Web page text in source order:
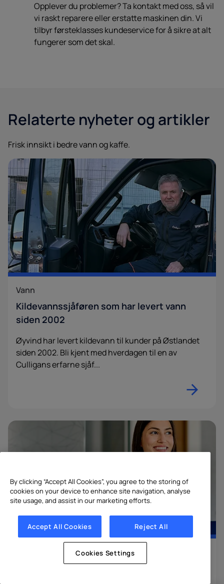
Opplever du problemer? Ta kontakt med oss, så vil
vi raskt reparere eller erstatte maskinen din. Vi
tilbyr førsteklasses kundeservice for å sikre at alt
fungerer som det skal.
Relaterte nyheter og artikler
Frisk innsikt i bedre vann og kaffe.
Vann
Kildevannssjåføren som har levert vann
siden 2002
Øyvind har levert kildevann til kunder på Østlandet
siden 2002. Bli kjent med hverdagen til en av
Culligans erfarne sjåf...
Helse og velvære Vann
5 gode grunner til å drikke mindre brus
By clicking “Accept All Cookies”, you agree to the storing of
cookies on your device to enhance site navigation, analyse
site usage, and assist in our marketing efforts.
Accept All Cookies Reject All
Cookies Settings